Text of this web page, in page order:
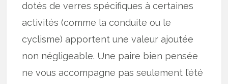
dotés de verres spécifiques à certaines
activités (comme la conduite ou le
cyclisme) apportent une valeur ajoutée
non négligeable. Une paire bien pensée
ne vous accompagne pas seulement l’été